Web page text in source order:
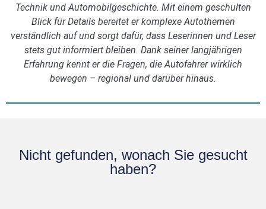
Technik und Automobilgeschichte. Mit einem geschulten
Blick für Details bereitet er komplexe Autothemen
verständlich auf und sorgt dafür, dass Leserinnen und Leser
stets gut informiert bleiben. Dank seiner langjährigen
Erfahrung kennt er die Fragen, die Autofahrer wirklich
bewegen – regional und darüber hinaus.
Nicht gefunden, wonach Sie gesucht
haben?